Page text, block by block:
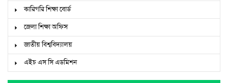
কারিগরি শিক্ষা বোর্ড
জেলা শিক্ষা অফিস
জাতীয় বিশ্ববিদ্যালয়
এইচ এস সি এডমিশন